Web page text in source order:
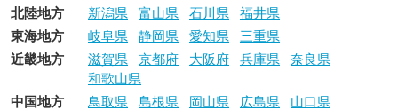
北陸地方
新潟県 富山県 石川県
福井県
東海地方
岐阜県 静岡県 愛知県
三重県
近畿地方
滋賀県 京都府 大阪府 兵庫県
奈良県
和歌山県
中国地方
鳥取県 島根県 岡山県 広島県
山口県